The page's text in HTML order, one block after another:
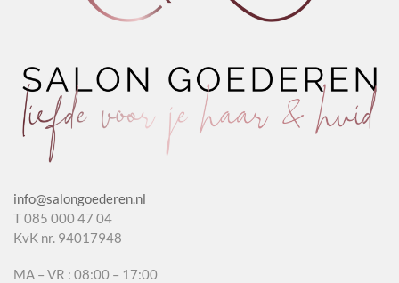
info@salongoederen.nl
T 085 000 47 04
KvK nr. 94017948
MA – VR : 08:00 – 17:00